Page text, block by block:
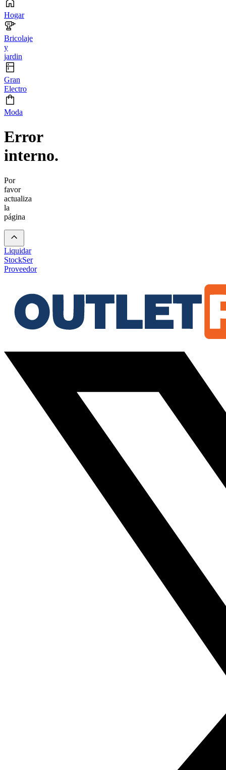
Hogar
Bricolaje
y
jardin
Gran
Electro
Moda
Error
interno.
Por
favor
actualiza
la
página
Liquidar
StockSer
Proveedor